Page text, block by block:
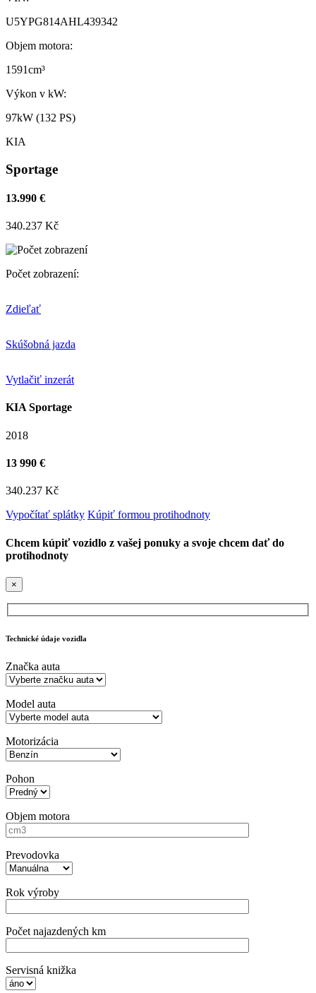
U5YPG814AHL439342
Objem motora:
1591cm³
Výkon v kW:
97kW (132 PS)
KIA
Sportage
13.990 €
340.237 Kč
Počet zobrazení:
Zdieľať
Skúšobná jazda
Vytlačiť inzerát
KIA Sportage
2018
13 990 €
340.237 Kč
Vypočítať splátky Kúpiť formou protihodnoty
Chcem kúpiť vozidlo z vašej ponuky a svoje chcem dať do
protihodnoty
×
Technické údaje vozidla
Značka auta
Model auta
Motorizácia
Pohon
Objem motora
Prevodovka
Rok výroby
Počet najazdených km
Servisná knižka